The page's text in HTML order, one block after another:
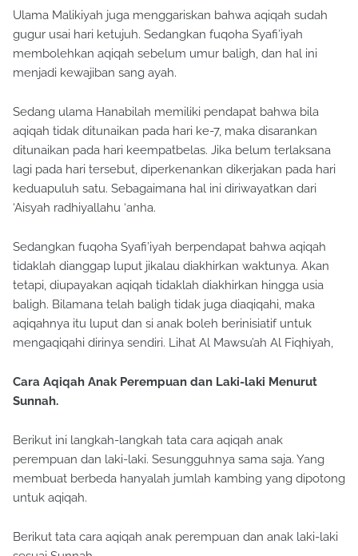
Ulama Malikiyah juga menggariskan bahwa aqiqah sudah
gugur usai hari ketujuh. Sedangkan fuqoha Syafi’iyah
membolehkan aqiqah sebelum umur baligh, dan hal ini
menjadi kewajiban sang ayah.
Sedang ulama Hanabilah memiliki pendapat bahwa bila
aqiqah tidak ditunaikan pada hari ke-7, maka disarankan
ditunaikan pada hari keempatbelas. Jika belum terlaksana
lagi pada hari tersebut, diperkenankan dikerjakan pada hari
keduapuluh satu. Sebagaimana hal ini diriwayatkan dari
‘Aisyah radhiyallahu ‘anha.
Sedangkan fuqoha Syafi’iyah berpendapat bahwa aqiqah
tidaklah dianggap luput jikalau diakhirkan waktunya. Akan
tetapi, diupayakan aqiqah tidaklah diakhirkan hingga usia
baligh. Bilamana telah baligh tidak juga diaqiqahi, maka
aqiqahnya itu luput dan si anak boleh berinisiatif untuk
mengaqiqahi dirinya sendiri. Lihat Al Mawsu’ah Al Fiqhiyah,
Cara Aqiqah Anak Perempuan dan Laki-laki Menurut
Sunnah.
Berikut ini langkah-langkah tata cara aqiqah anak
perempuan dan laki-laki. Sesungguhnya sama saja. Yang
membuat berbeda hanyalah jumlah kambing yang dipotong
untuk aqiqah.
Berikut tata cara aqiqah anak perempuan dan anak laki-laki